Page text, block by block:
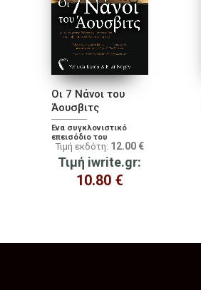
Οι 7 Νάνοι του
Άουσβιτς
Ένα συγκλονιστικό
επεισόδιο του
Ολοκαυτώματος
Τιμή εκδότη: 12.00 €
Τιμή iwrite.gr:
10.80 €